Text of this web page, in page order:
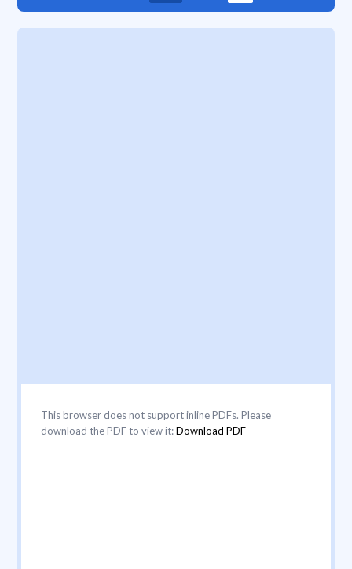
This browser does not support inline PDFs. Please
download the PDF to view it:Download PDF